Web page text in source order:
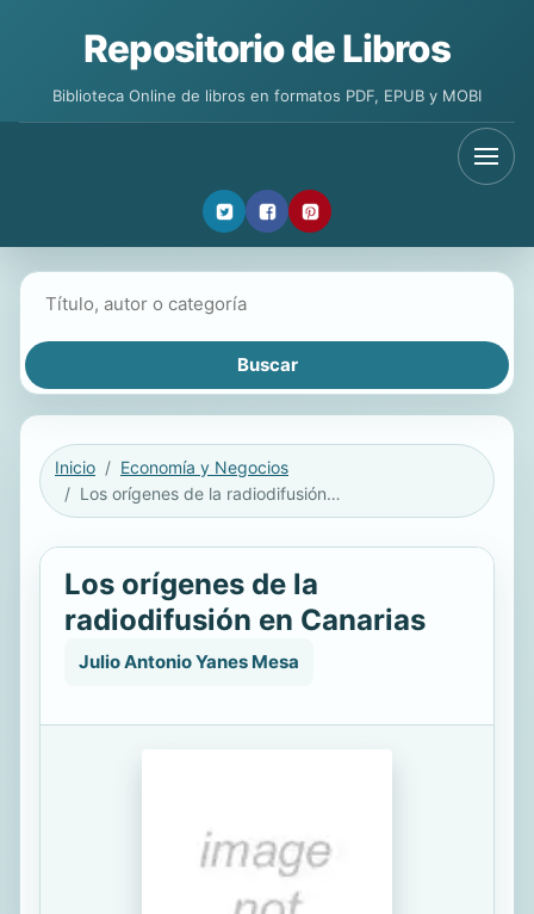
Repositorio de Libros
Biblioteca Online de libros en formatos PDF, EPUB y MOBI
Inicio
Economía y Negocios
Los orígenes de la radiodifusión en Canarias
Los orígenes de la
radiodifusión en Canarias
Julio Antonio Yanes Mesa